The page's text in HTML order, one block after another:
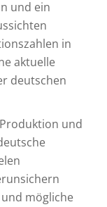
und ein
in
aktuelle
deutschen
und
mögliche